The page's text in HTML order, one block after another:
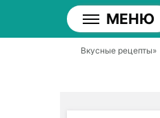
МЕНЮ
Вкусные рецепты»